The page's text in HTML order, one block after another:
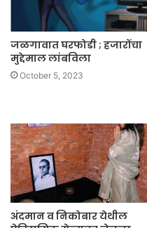
जळगावात घरफोडी ; हजारोंचा
मुद्देमाल लांबविला
October 5, 2023
अंदमान व निकोबार येथील